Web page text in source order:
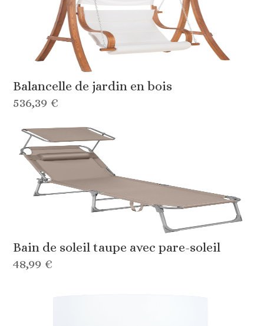
Balancelle de jardin en bois
536,39 €
Bain de soleil taupe avec pare-soleil
48,99 €